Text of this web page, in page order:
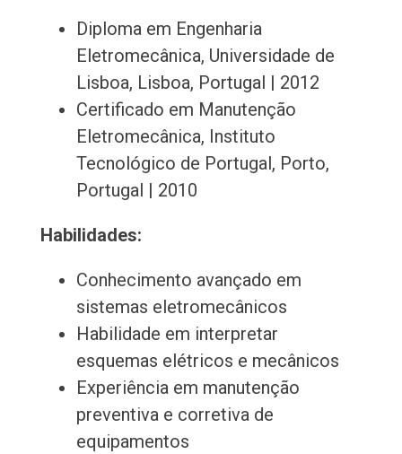
Diploma em Engenharia
Eletromecânica, Universidade de
Lisboa, Lisboa, Portugal | 2012
Certificado em Manutenção
Eletromecânica, Instituto
Tecnológico de Portugal, Porto,
Portugal | 2010
Habilidades:
Conhecimento avançado em
sistemas eletromecânicos
Habilidade em interpretar
esquemas elétricos e mecânicos
Experiência em manutenção
preventiva e corretiva de
equipamentos